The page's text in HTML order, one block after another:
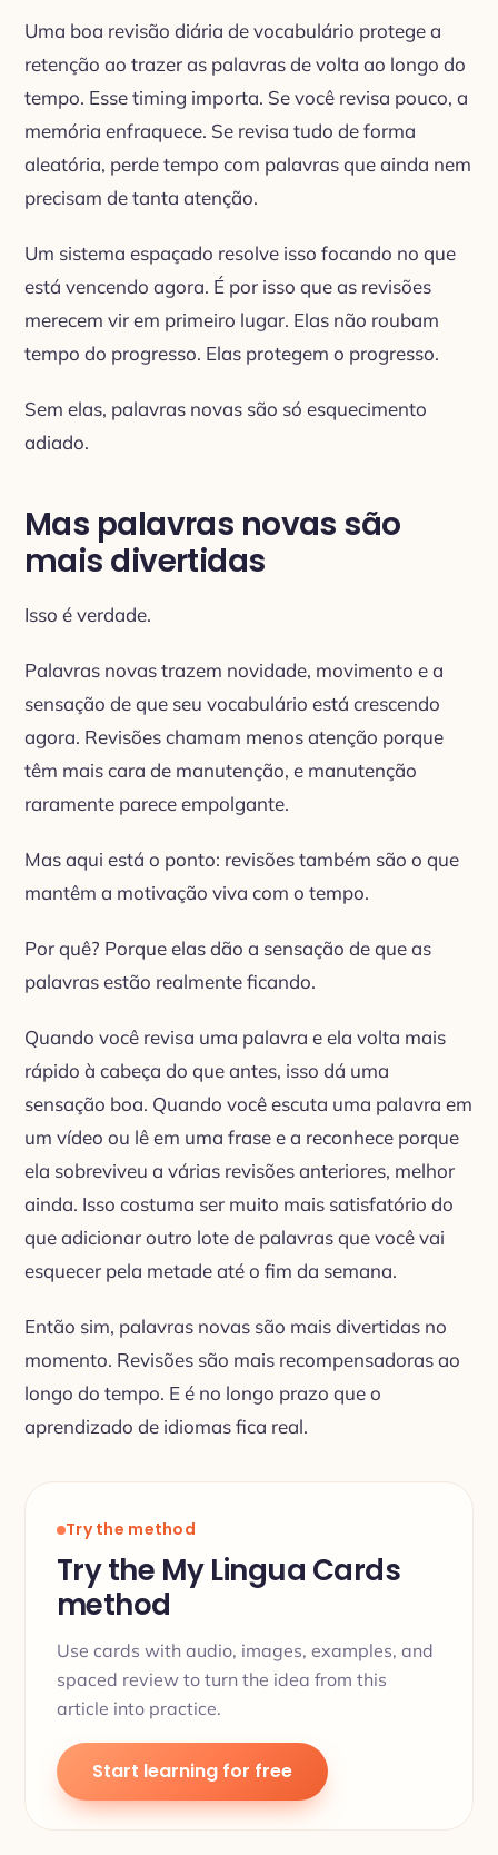
Uma boa revisão diária de vocabulário protege a
retenção ao trazer as palavras de volta ao longo do
tempo. Esse timing importa. Se você revisa pouco, a
memória enfraquece. Se revisa tudo de forma
aleatória, perde tempo com palavras que ainda nem
precisam de tanta atenção.
Um sistema espaçado resolve isso focando no que
está vencendo agora. É por isso que as revisões
merecem vir em primeiro lugar. Elas não roubam
tempo do progresso. Elas protegem o progresso.
Sem elas, palavras novas são só esquecimento
adiado.
Mas palavras novas são
mais divertidas
Isso é verdade.
Palavras novas trazem novidade, movimento e a
sensação de que seu vocabulário está crescendo
agora. Revisões chamam menos atenção porque
têm mais cara de manutenção, e manutenção
raramente parece empolgante.
Mas aqui está o ponto: revisões também são o que
mantêm a motivação viva com o tempo.
Por quê? Porque elas dão a sensação de que as
palavras estão realmente ficando.
Quando você revisa uma palavra e ela volta mais
rápido à cabeça do que antes, isso dá uma
sensação boa. Quando você escuta uma palavra em
um vídeo ou lê em uma frase e a reconhece porque
ela sobreviveu a várias revisões anteriores, melhor
ainda. Isso costuma ser muito mais satisfatório do
que adicionar outro lote de palavras que você vai
esquecer pela metade até o fim da semana.
Então sim, palavras novas são mais divertidas no
momento. Revisões são mais recompensadoras ao
longo do tempo. E é no longo prazo que o
aprendizado de idiomas fica real.
Try the method
Try the My Lingua Cards
method
Use cards with audio, images, examples, and
spaced review to turn the idea from this
article into practice.
Start learning for free